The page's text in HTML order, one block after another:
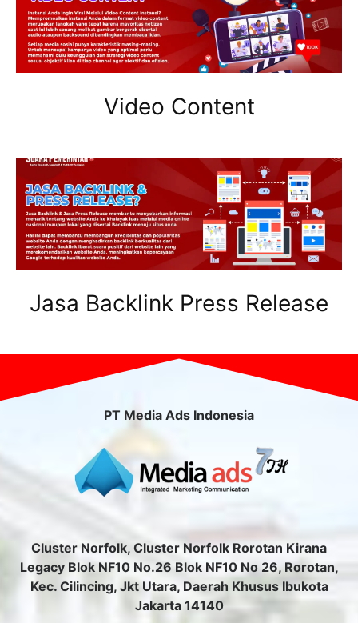
Video Content
Jasa Backlink Press Release
PT Media Ads Indonesia
Cluster Norfolk, Cluster Norfolk Rorotan Kirana
Legacy Blok NF10 No.26 Blok NF10 No 26, Rorotan,
Kec. Cilincing, Jkt Utara, Daerah Khusus Ibukota
Jakarta 14140